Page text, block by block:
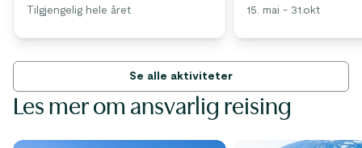
Tilgjengelig hele året 15. mai - 31.okt
Se alle aktiviteter
Les mer om ansvarlig reising